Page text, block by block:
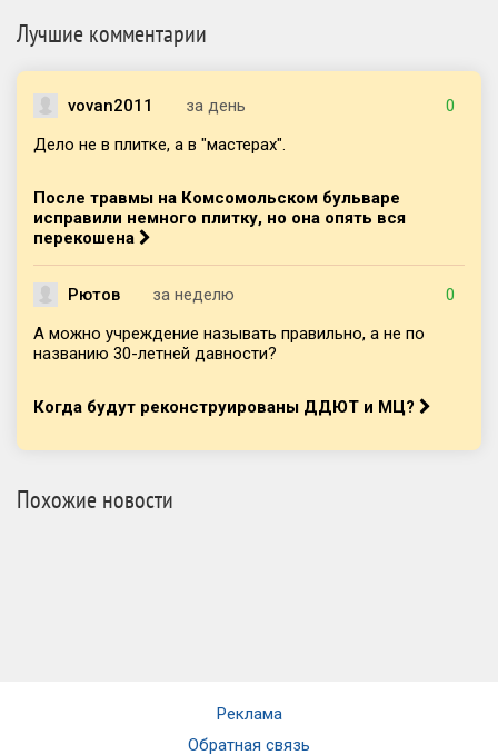
Лучшие комментарии
vovan2011 за день
0
Дело не в плитке, а в "мастерах".
После травмы на Комсомольском бульваре
исправили немного плитку, но она опять вся
перекошена
Рютов за неделю
0
А можно учреждение называть правильно, а не по
названию 30-летней давности?
Когда будут реконструированы ДДЮТ и МЦ?
Похожие новости
Реклама
Обратная связь